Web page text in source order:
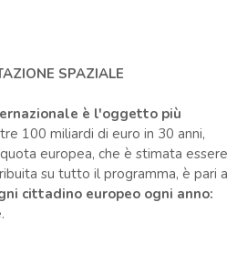
SPAZIALE
è l'oggetto più
100 miliardi di euro in 30 anni,
europea, che è stimata essere
su tutto il programma, è pari a
cittadino europeo ogni anno: